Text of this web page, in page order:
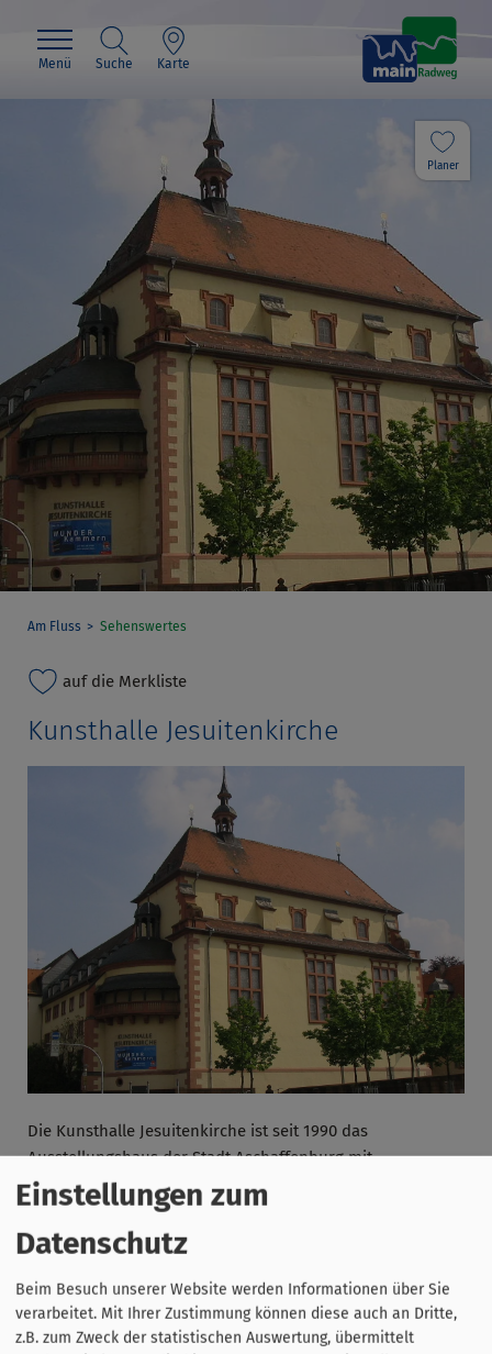
Menü Suche Karte
Planer
Am Fluss Sehenswertes
auf die Merkliste
Kunsthalle Jesuitenkirche
Die Kunsthalle Jesuitenkirche ist seit 1990 das
Ausstellungshaus der Stadt Aschaffenburg mit
Schwerpunkt der Klassischen Moderne. Der profanisierte
Sakralraum mit seinen aufwendigen Stuckelementen
bietet ein eindrucksvolles Ambiente für Ausstellungen
Einstellungen zum
Datenschutz
Beim Besuch unserer Website werden Informationen über Sie
verarbeitet. Mit Ihrer Zustimmung können diese auch an Dritte,
z.B. zum Zweck der statistischen Auswertung, übermittelt